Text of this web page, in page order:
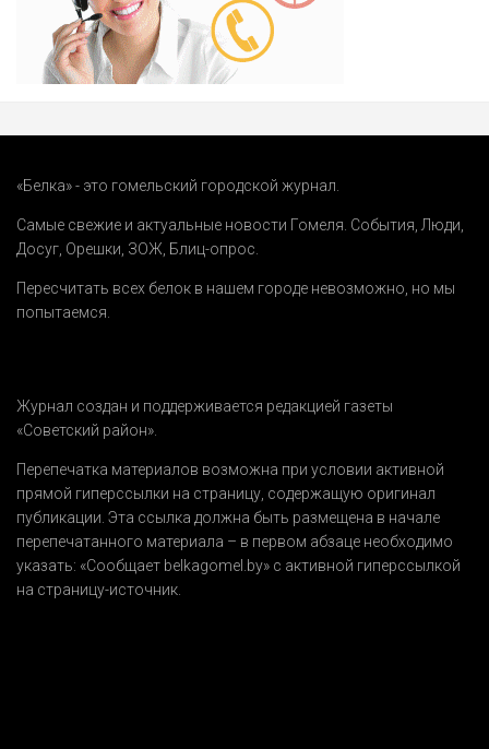
«Белка» - это гомельский городской журнал.
Самые свежие и актуальные новости Гомеля. События Люди
Досуг Орешки ЗОЖ Блиц-опрос
Пересчитать всех белок в нашем городе невозможно, но мы
попытаемся.
Журнал создан и поддерживается редакцией газеты
«Советский район».
Перепечатка материалов возможна при условии активной
прямой гиперссылки на страницу, содержащую оригинал
публикации. Эта ссылка должна быть размещена в начале
перепечатанного материала – в первом абзаце необходимо
указать: «Сообщает belkagomel.by» с активной гиперссылкой
на страницу-источник.